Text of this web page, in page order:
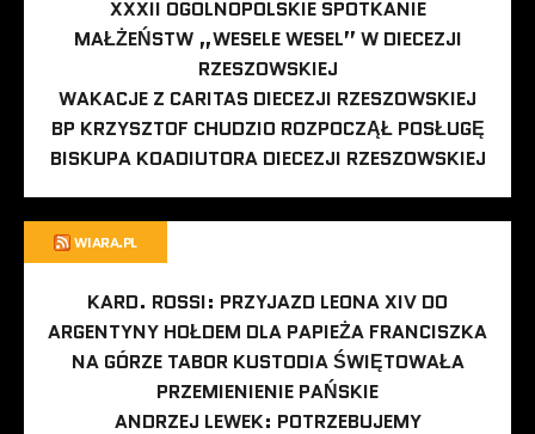
XXXII OGÓLNOPOLSKIE SPOTKANIE
MAŁŻEŃSTW „WESELE WESEL” W DIECEZJI
RZESZOWSKIEJ
WAKACJE Z CARITAS DIECEZJI RZESZOWSKIEJ
BP KRZYSZTOF CHUDZIO ROZPOCZĄŁ POSŁUGĘ
BISKUPA KOADIUTORA DIECEZJI RZESZOWSKIEJ
WIARA.PL
KARD. ROSSI: PRZYJAZD LEONA XIV DO
ARGENTYNY HOŁDEM DLA PAPIEŻA FRANCISZKA
NA GÓRZE TABOR KUSTODIA ŚWIĘTOWAŁA
PRZEMIENIENIE PAŃSKIE
ANDRZEJ LEWEK: POTRZEBUJEMY